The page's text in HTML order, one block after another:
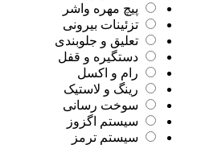
پیچ مهره واشر
تزئینات بیرونی
تعلیق و جلوبندی
دستگیره و قفل
رام و اکسل
رینگ و لاستیک
سوخت رسانی
سیستم اگزوز
سیستم ترمز